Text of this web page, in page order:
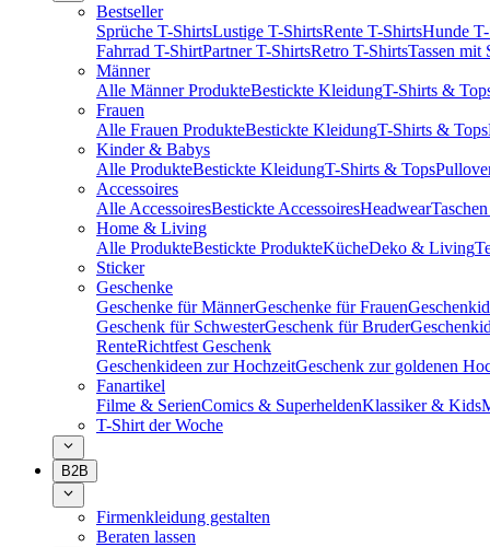
Bestseller
Sprüche T-ShirtsLustige T-ShirtsRente T-ShirtsHunde
Fahrrad T-ShirtPartner T-ShirtsRetro T-ShirtsTassen mit
Männer
Alle Männer ProdukteBestickte KleidungT-Shirts &
Frauen
Alle Frauen ProdukteBestickte KleidungT-Shirts & Tops
Kinder & Babys
Alle ProdukteBestickte KleidungT-Shirts & Tops
Accessoires
Alle AccessoiresBestickte AccessoiresHeadwear
Home & Living
Alle ProdukteBestickte ProdukteKücheDeko & Living
Sticker
Geschenke
Geschenke für MännerGeschenke für Frauen
Geschenk für SchwesterGeschenk für Bruder
RenteRichtfest Geschenk
Geschenkideen zur HochzeitGeschenk zur goldenen
Fanartikel
Filme & SerienComics & SuperheldenKlassiker & Kids
T-Shirt der Woche
B2B
Firmenkleidung gestalten
Beraten lassen